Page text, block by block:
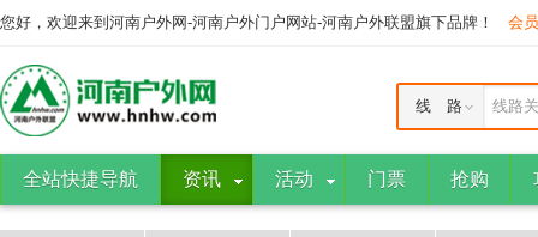
您好，欢迎来到河南户外网-河南户外门户网站-河南户外联盟旗下品牌！ 会
线路
线 路
全站快捷导航 资讯 活动 门票 抢购